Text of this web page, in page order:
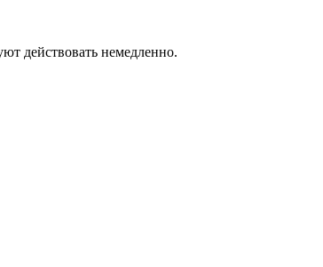
действовать немедленно.